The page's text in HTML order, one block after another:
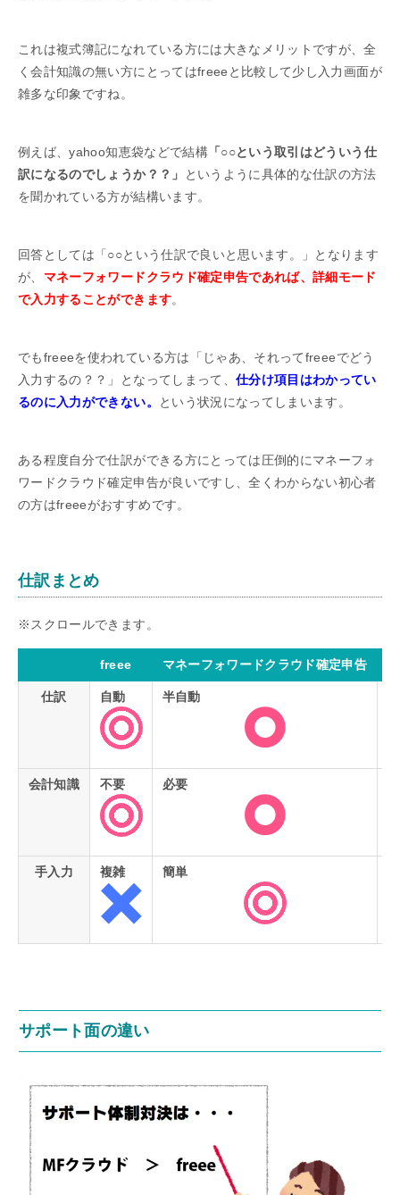
これは複式簿記になれている方には大きなメリットですが、全
く会計知識の無い方にとってはfreeeと比較して少し入力画面が
雑多な印象ですね。
例えば、yahoo知恵袋などで結構「○○という取引はどういう仕
訳になるのでしょうか？？」
というように具体的な仕訳の方法
を聞かれている方が結構います。
回答としては「○○という仕訳で良いと思います。」となります
が、 マネーフォワードクラウド確定申告であれば、詳細モード
で入力することができます。
でもfreeeを使われている方は「じゃあ、それってfreeeでどう
入力するの？？」となってしまって、 仕分け項目はわかってい
るのに入力ができない。
という状況になってしまいます。
ある程度自分で仕訳ができる方にとっては圧倒的にマネーフォ
ワードクラウド確定申告が良いですし、全くわからない初心者
の方はfreeeがおすすめです。
仕訳まとめ
freee マネーフォワードクラウド確定申告
仕訳 自動 半自動
会計知識 不要 必要
手入力 複雑 簡単
サポート面の違い